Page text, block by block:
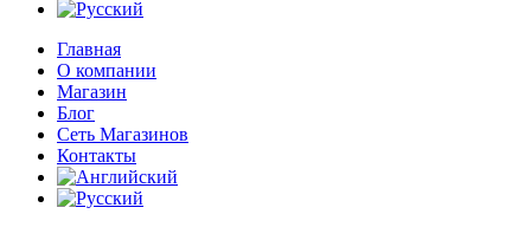
Главная
О компании
Магазин
Блог
Сеть Магазинов
Контакты